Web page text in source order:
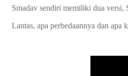
Smadav sendiri memiliki dua versi,
Lantas, apa perbedaannya dan apa